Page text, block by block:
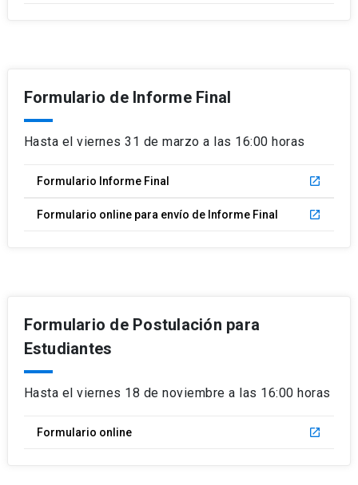
Formulario de Informe Final
Hasta el viernes 31 de marzo a las 16:00 horas
Formulario Informe Final launch
Formulario online para envío de Informe Final launch
Formulario de Postulación para
Estudiantes
Hasta el viernes 18 de noviembre a las 16:00 horas
Formulario online launch